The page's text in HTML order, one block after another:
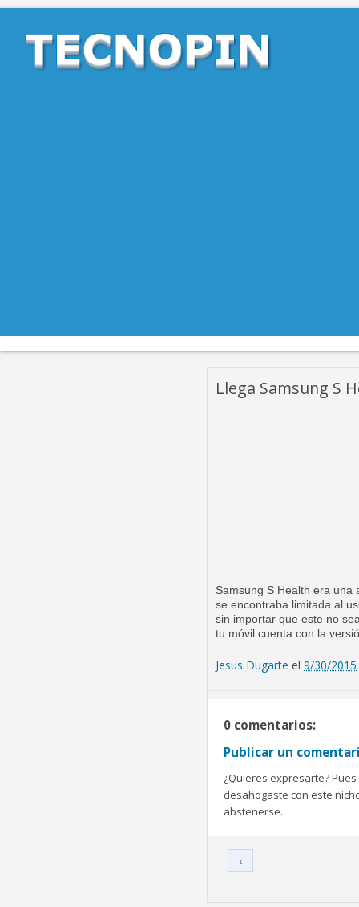
Llega Samsung S
​Samsung S Health era una
se encontraba limitada al
sin importar que este no
tu móvil cuenta con la
Jesus Dugarte el 9/30/2015
0 comentarios:
Publicar un
¿Quieres expresarte?
desahogaste con este
abstenerse.
‹